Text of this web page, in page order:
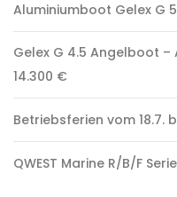
Aluminiumboot Gelex G
Gelex G 4.5 Angelboot
14.300 €
Betriebsferien vom 18.7.
QWEST Marine R/B/F